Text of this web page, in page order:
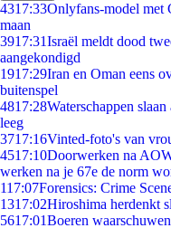
4317:33Onlyfans-model met
maan
3917:31Israël meldt dood
aangekondigd
1917:29Iran en Oman eens
buitenspel
4817:28Waterschappen
leeg
3717:16Vinted-foto's van
4517:10Doorwerken na
werken na je 67e de norm
117:07Forensics: Crime
1317:02Hiroshima herdenkt
5617:01Boeren